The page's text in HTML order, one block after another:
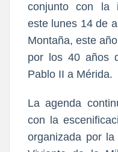
conjunto con la
este lunes 14 de
Montaña, este
por los 40 años
Pablo II a Mérida.
La agenda
con la
organizada por